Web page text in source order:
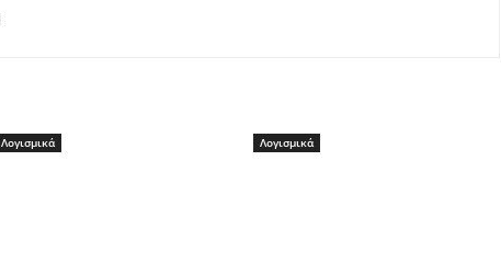
Λογισμικά Λογισμικά